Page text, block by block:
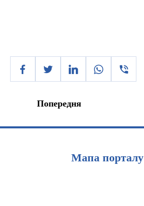
Попередня
Мапа порталу